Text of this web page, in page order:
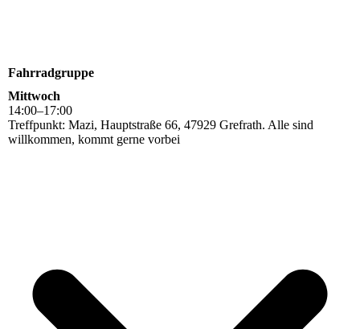
Fahrradgruppe
Mittwoch
14:00–17:00
Treffpunkt: Mazi, Hauptstraße 66, 47929 Grefrath. Alle sind
willkommen, kommt gerne vorbei